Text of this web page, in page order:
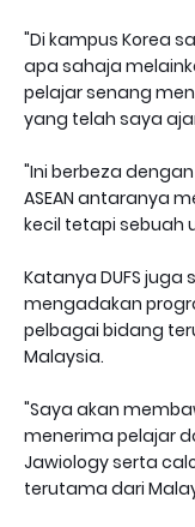
"Di kampus Korea
apa sahaja
pelajar senang
yang telah saya
"Ini berbeza
ASEAN antaranya
kecil tetapi sebuah
Katanya DUFS
mengadakan
pelbagai bidang
Malaysia.
"Saya akan
menerima pelajar
Jawiology serta
terutama dari